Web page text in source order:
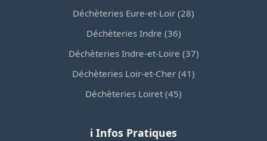
Déchèteries Eure-et-Loir (28)
Déchèteries Indre (36)
Déchèteries Indre-et-Loire (37)
Déchèteries Loir-et-Cher (41)
Déchèteries Loiret (45)
ℹ️ Infos Pratiques